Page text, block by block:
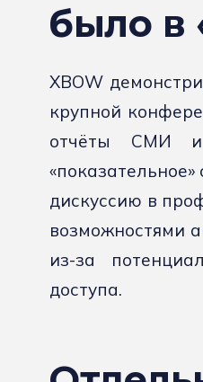
было в
XBOW
крупной
отчёты СМИ и
дискуссию в
возможностями
из-за
доступа.